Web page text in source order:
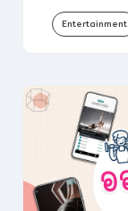
Entertainment